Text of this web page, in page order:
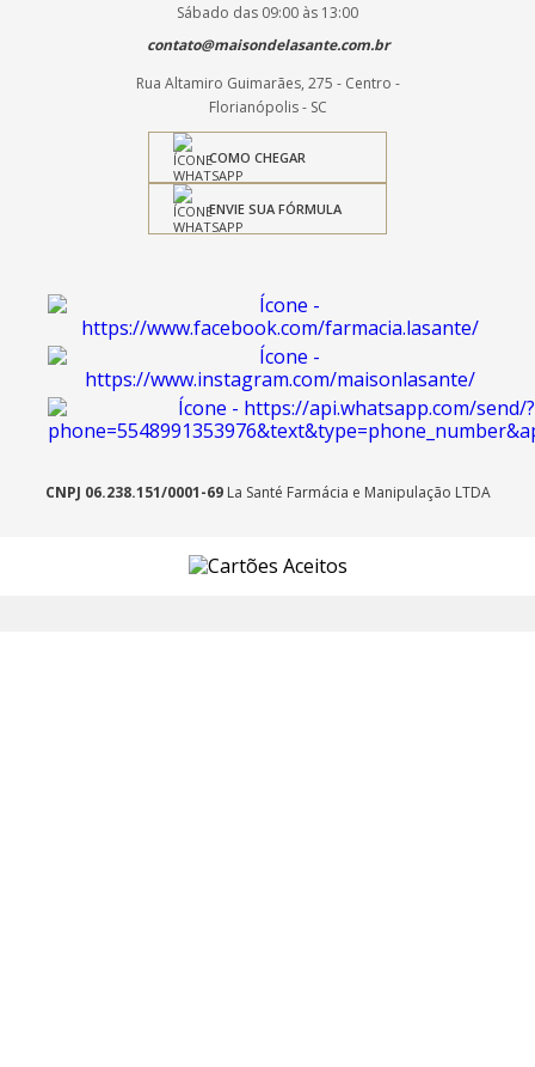
Sábado das 09:00 às 13:00
contato@maisondelasante.com.br
Rua Altamiro Guimarães, 275 - Centro -
Florianópolis - SC
COMO CHEGAR
ENVIE SUA FÓRMULA
CNPJ 06.238.151/0001-69La Santé Farmácia e Manipulação LTDA